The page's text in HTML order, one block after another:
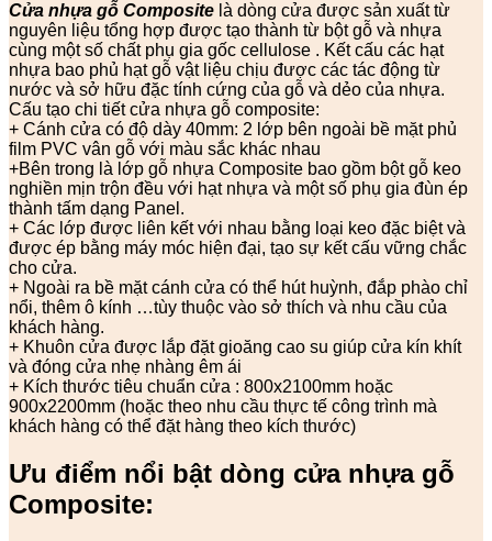
Cửa nhựa gỗ Composite là dòng cửa được sản xuất từ
nguyên liệu tổng hợp được tạo thành từ bột gỗ và nhựa
cùng một số chất phụ gia gốc cellulose . Kết cấu các hạt
nhựa bao phủ hạt gỗ vật liệu chịu được các tác động từ
nước và sở hữu đặc tính cứng của gỗ và dẻo của nhựa.
Cấu tạo chi tiết cửa nhựa gỗ composite:
+ Cánh cửa có độ dày 40mm: 2 lớp bên ngoài bề mặt phủ
film PVC vân gỗ với màu sắc khác nhau
+Bên trong là lớp gỗ nhựa Composite bao gồm bột gỗ keo
nghiền mịn trộn đều với hạt nhựa và một số phụ gia đùn ép
thành tấm dạng Panel.
+ Các lớp được liên kết với nhau bằng loại keo đặc biệt và
được ép bằng máy móc hiện đại, tạo sự kết cấu vững chắc
cho cửa.
+ Ngoài ra bề mặt cánh cửa có thể hút huỳnh, đắp phào chỉ
nổi, thêm ô kính …tùy thuộc vào sở thích và nhu cầu của
khách hàng.
+ Khuôn cửa được lắp đặt gioăng cao su giúp cửa kín khít
và đóng cửa nhẹ nhàng êm ái
+ Kích thước tiêu chuẩn cửa : 800x2100mm hoặc
900x2200mm (hoặc theo nhu cầu thực tế công trình mà
khách hàng có thể đặt hàng theo kích thước)
Ưu điểm nổi bật dòng cửa nhựa gỗ
Composite: